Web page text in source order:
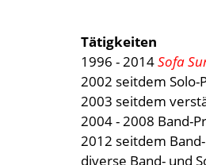
Tätigkeiten
1996 - 2014Sofa
2002 seitdem Solo-
2003 seitdem
2004 - 2008 Band-
2012 seitdem
diverse Band- und